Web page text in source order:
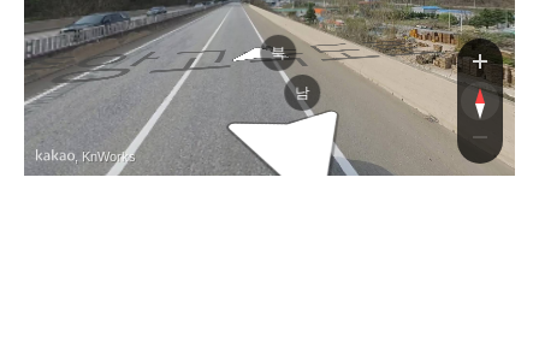
고속도로
북
남
, KnWorks